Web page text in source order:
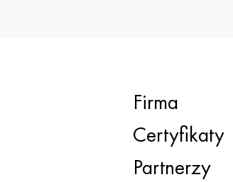
Firma
Certyfikaty
Partnerzy